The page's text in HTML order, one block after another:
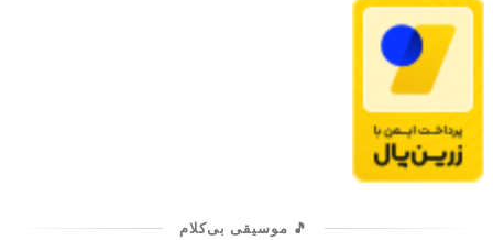
🎵 موسیقی بی‌کلام